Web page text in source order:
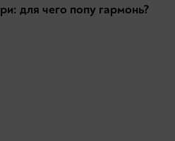
для чего попу гармонь?